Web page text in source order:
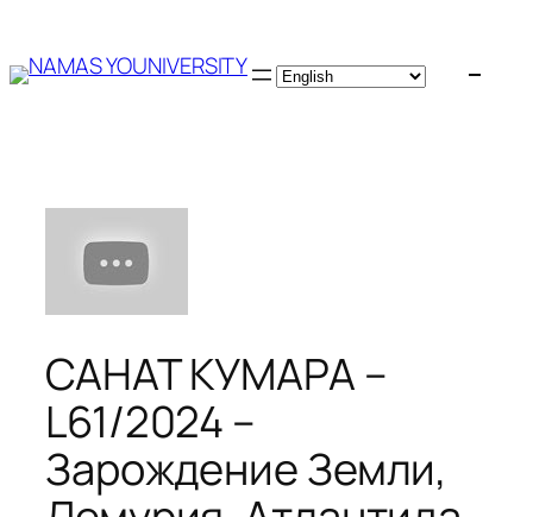
Skip
САНАТ КУМАРА –
L61/2024 –
Зарождение Земли,